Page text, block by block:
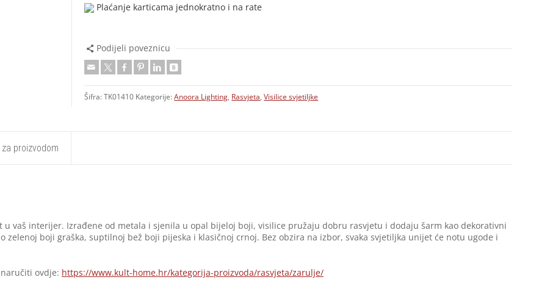
Plaćanje karticama jednokratno i na rate
Podijeli poveznicu
Šifra:TK01410 Kategorije:Anoora Lighting, Rasvjeta,Visilice svjetiljke
proizvodom
vaš interijer. Izrađene od metala i sjenila u opal bijeloj boji, visilice pružaju dobru rasvjetu i dodaju šarm kao dekorativni
boji graška, suptilnoj bež boji pijeska i klasičnoj crnoj. Bez obzira na izbor, svaka svjetiljka unijet će notu ugode i
ovdje: https://www.kult-home.hr/kategorija-proizvoda/rasvjeta/zarulje/